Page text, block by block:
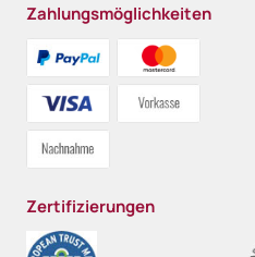
Zahlungsmöglichkeiten
Zertifizierungen